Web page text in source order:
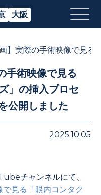
大阪
画】実際の手術映像で見
手術映像で見る
」の挿入プロセ
公開しました
2025.10.05
チャンネルにて、
で見る「眼内コンタク